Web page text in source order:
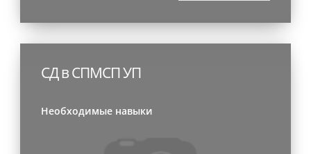
СД в СПМСП УП
Необходимые навыки